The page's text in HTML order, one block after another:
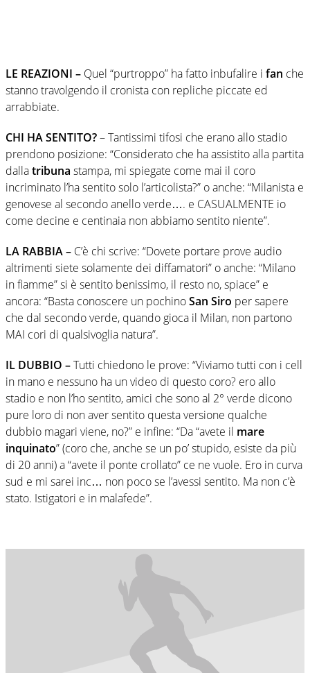
LE REAZIONI – Quel “purtroppo” ha fatto inbufalire i fan che
stanno travolgendo il cronista con repliche piccate ed
arrabbiate.
CHI HA SENTITO?– Tantissimi tifosi che erano allo stadio
prendono posizione: “Considerato che ha assistito alla partita
dallatribuna stampa, mi spiegate come mai il coro
incriminato l’ha sentito solo l’articolista?” o anche: “Milanista e
genovese al secondo anello verde…. e CASUALMENTE io
come decine e centinaia non abbiamo sentito niente”.
LA RABBIA – C’è chi scrive: “Dovete portare prove audio
altrimenti siete solamente dei diffamatori” o anche: “Milano
in fiamme” si è sentito benissimo, il resto no, spiace” e
ancora: “Basta conoscere un pochinoSan Siro per sapere
che dal secondo verde, quando gioca il Milan, non partono
MAI cori di qualsivoglia natura”.
IL DUBBIO –Tutti chiedono le prove: “Viviamo tutti con i cell
in mano e nessuno ha un video di questo coro? ero allo
stadio e non l’ho sentito, amici che sono al 2° verde dicono
pure loro di non aver sentito questa versione qualche
dubbio magari viene, no?” e infine: “Da “avete il mare
inquinato” (coro che, anche se un po’ stupido, esiste da più
di 20 anni) a “avete il ponte crollato” ce ne vuole. Ero in curva
sud e mi sarei inc… non poco se l’avessi sentito. Ma non c’è
stato. Istigatori e in malafede”.